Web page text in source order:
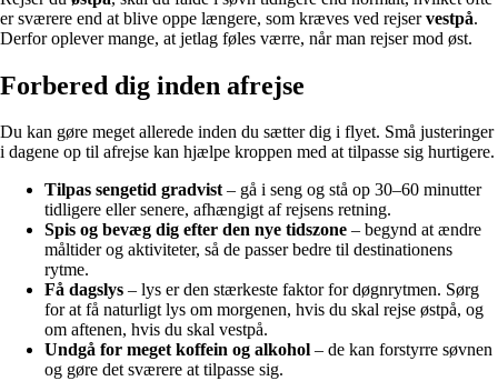
er sværere end at blive oppe længere, som kræves ved rejservestpå.
Derfor oplever mange, at jetlag føles værre, når man rejser mod øst.
Forbered dig inden afrejse
Du kan gøre meget allerede inden du sætter dig i flyet. Små justeringer
i dagene op til afrejse kan hjælpe kroppen med at tilpasse sig hurtigere.
Tilpas sengetid gradvist– gå i seng og stå op 30–60 minutter
tidligere eller senere, afhængigt af rejsens retning.
Spis og bevæg dig efter den nye tidszone – begynd at ændre
måltider og aktiviteter, så de passer bedre til destinationens
rytme.
Få dagslys – lys er den stærkeste faktor for døgnrytmen. Sørg
for at få naturligt lys om morgenen, hvis du skal rejse østpå, og
om aftenen, hvis du skal vestpå.
Undgå for meget koffein og alkohol – de kan forstyrre søvnen
og gøre det sværere at tilpasse sig.